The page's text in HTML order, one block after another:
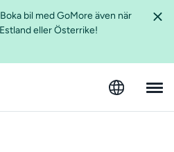
bil med GoMore även när
eller Österrike!